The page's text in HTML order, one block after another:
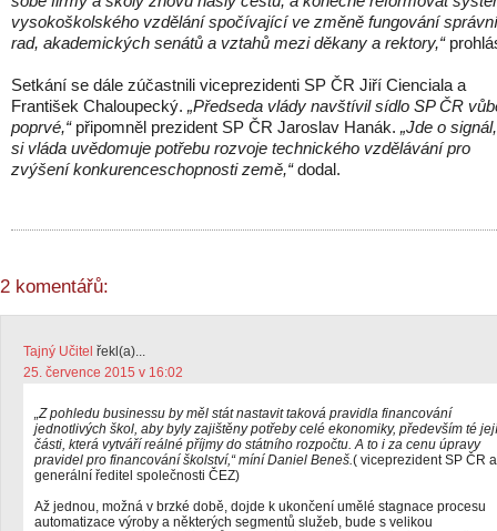
vysokoškolského vzdělání spočívající ve změně fungování
rad, akademických senátů a vztahů mezi děkany a rektory,“
Setkání se dále zúčastnili viceprezidenti SP ČR Jiří Cienciala a
František Chaloupecký. „Předseda vlády navštívil sídlo SP ČR
poprvé,“připomněl prezident SP ČR Jaroslav Hanák. „Jde o
si vláda uvědomuje potřebu rozvoje technického vzdělávání pro
zvýšení konkurenceschopnosti země,“dodal.
2 komentářů:
Tajný Učitel řekl(a)...
25. července 2015 v 16:02
„Z pohledu businessu by měl stát nastavit taková pravidla financování
jednotlivých škol, aby byly zajištěny potřeby celé ekonomiky, především té její
části, která vytváří reálné příjmy do státního rozpočtu. A to i za cenu úpravy
pravidel pro financování školství,“ míní Daniel Beneš.( viceprezident SP ČR a
generální ředitel společnosti ČEZ)
Až jednou, možná v brzké době, dojde k ukončení umělé stagnace procesu
automatizace výroby a některých segmentů služeb, bude s velikou